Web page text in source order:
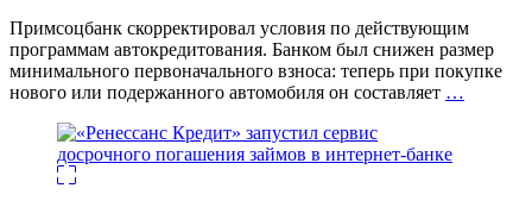
Примсоцбанк скорректировал условия по действующим
программам автокредитования. Банком был снижен размер
минимального первоначального взноса: теперь при покупке
нового или подержанного автомобиля он составляет …